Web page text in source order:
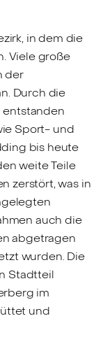
in dem die
Viele große
der
Durch die
Sport- und
bis heute
weite Teile
zerstört, was in
auch die
abgetragen
wurden. Die
Stadtteil
im
und